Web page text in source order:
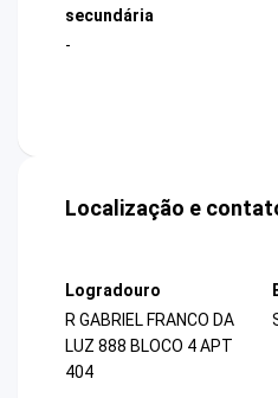
secundária
-
Localização e
Logradouro
R GABRIEL FRANCO DA
LUZ 888 BLOCO 4 APT
404